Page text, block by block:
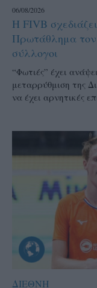
06/08/2026
Η FIVB
Πρωτάθλημα τον
σύλλογοι
“Φωτιές” έχει
μεταρρύθμιση της
να έχει αρνητικές
ΔΙΕΘΝΗ